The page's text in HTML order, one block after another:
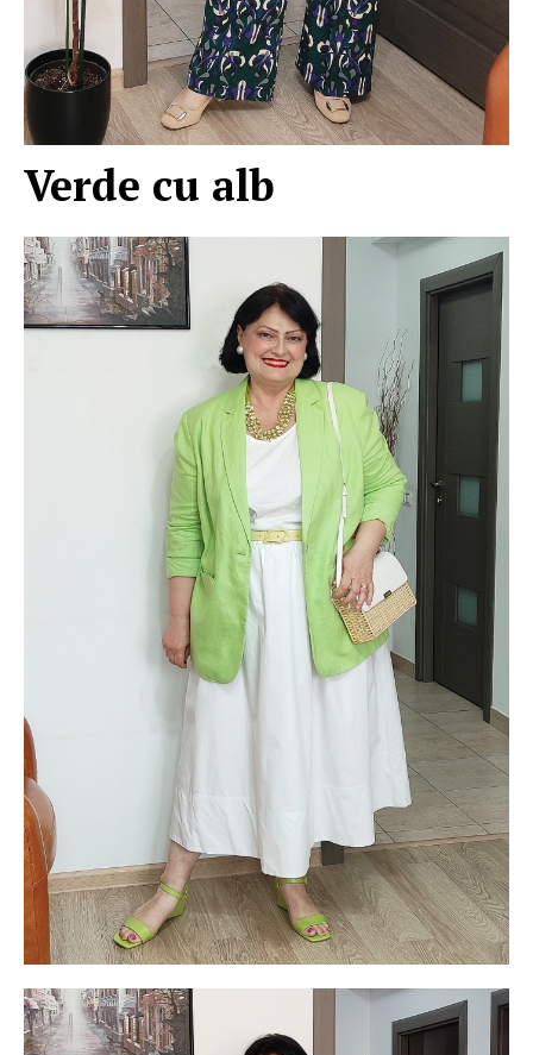
Verde cu alb